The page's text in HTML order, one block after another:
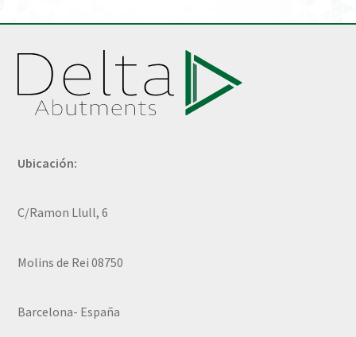
Ubicación:
C/Ramon Llull, 6
Molins de Rei 08750
Barcelona- España